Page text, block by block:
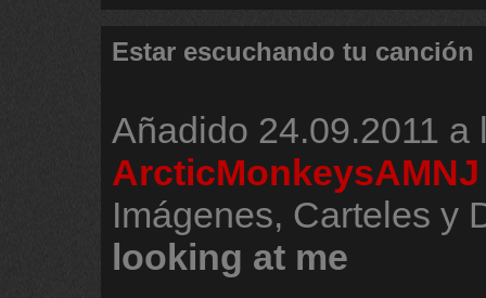
Estar escuchando tu canción
Añadido 24.09.2011 a
ArcticMonkeysAMNJ
Imágenes, Carteles y
looking at me